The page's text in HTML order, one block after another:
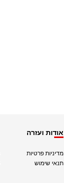
אודות ועזרה
מדיניות פרטיות
תנאי שימוש